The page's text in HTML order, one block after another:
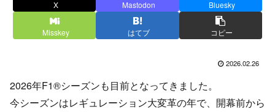
X Mastodon Bluesky
Misskey はてブ コピー
2026.02.26
2026年F1®シーズンも目前となってきました。
今シーズンはレギュレーション大変革の年で、開幕前から